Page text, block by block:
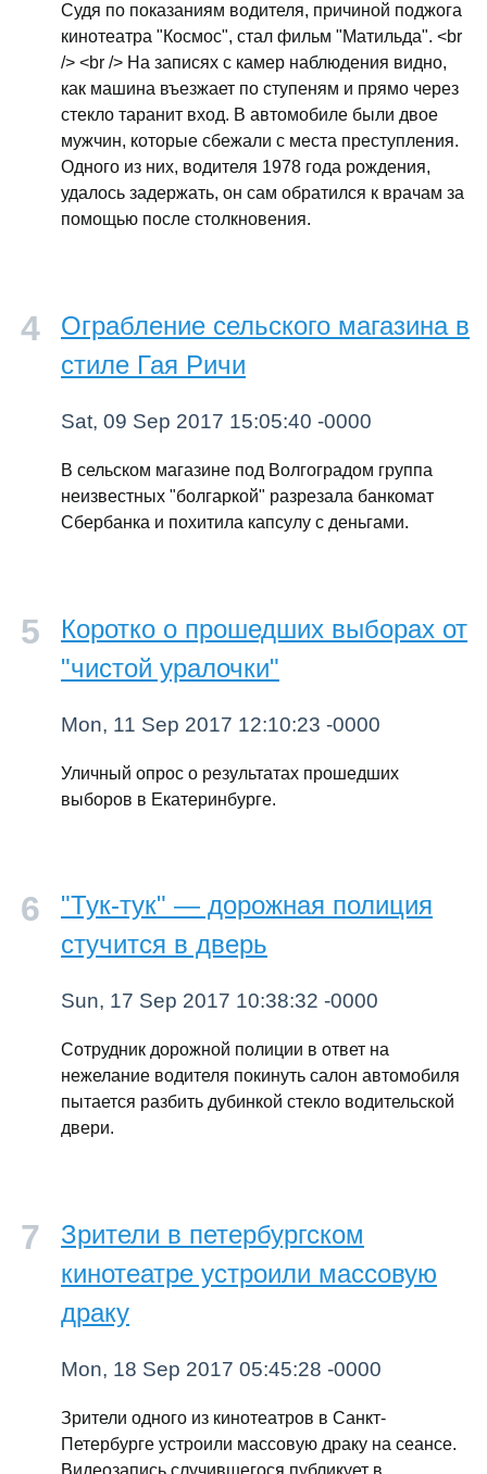
Судя по показаниям водителя, причиной поджога
кинотеатра "Космос", стал фильм "Матильда". <br
/> <br /> На записях с камер наблюдения видно,
как машина въезжает по ступеням и прямо через
стекло таранит вход. В автомобиле были двое
мужчин, которые сбежали с места преступления.
Одного из них, водителя 1978 года рождения,
удалось задержать, он сам обратился к врачам за
помощью после столкновения.
Ограбление сельского магазина в
стиле Гая Ричи
Sat, 09 Sep 2017 15:05:40 -0000
В сельском магазине под Волгоградом группа
неизвестных "болгаркой" разрезала банкомат
Сбербанка и похитила капсулу с деньгами.
Коротко о прошедших выборах от
"чистой уралочки"
Mon, 11 Sep 2017 12:10:23 -0000
Уличный опрос о результатах прошедших
выборов в Екатеринбурге.
"Тук-тук" — дорожная полиция
стучится в дверь
Sun, 17 Sep 2017 10:38:32 -0000
Сотрудник дорожной полиции в ответ на
нежелание водителя покинуть салон автомобиля
пытается разбить дубинкой стекло водительской
двери.
Зрители в петербургском
кинотеатре устроили массовую
драку
Mon, 18 Sep 2017 05:45:28 -0000
Зрители одного из кинотеатров в Санкт-
Петербурге устроили массовую драку на сеансе.
Видеозапись случившегося публикует в